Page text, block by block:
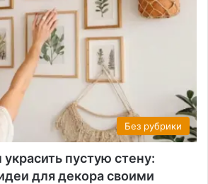
Без рубрики
пустую стену:
для декора своими